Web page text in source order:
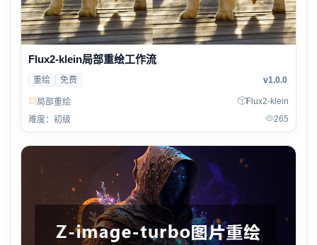
Flux2-klein局部重绘工作流
重绘 免费 v1.0.0
局部重绘
Flux2-klein
难度：初级
265